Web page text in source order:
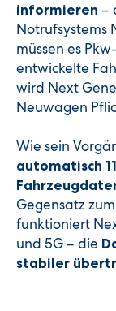
informieren –
Notrufsystems
müssen es
entwickelte
wird Next
Neuwagen
Wie sein
automatisch
Gegensatz
funktioniert
und 5G – die
stabiler